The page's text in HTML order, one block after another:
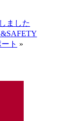
ました
ト »